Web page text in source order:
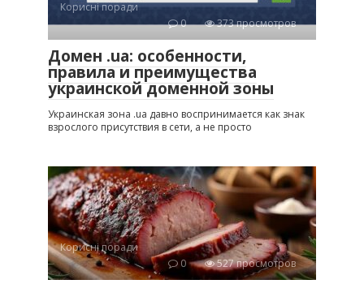
Корисні поради
0
373 просмотров
Домен .ua: особенности,
правила и преимущества
украинской доменной зоны
Украинская зона .ua давно воспринимается как знак
взрослого присутствия в сети, а не просто
Корисні поради
0
527 просмотров